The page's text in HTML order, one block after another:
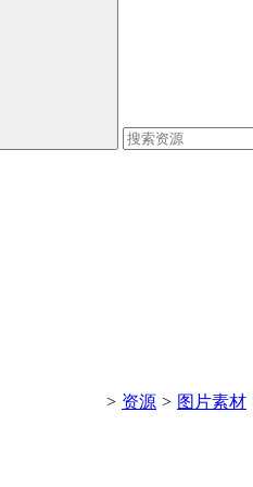
> 资源 > 图片素材